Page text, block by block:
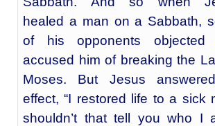
healed a man on a Sabbath,
of his opponents objected
accused him of breaking the
Moses. But Jesus
effect, “I restored life to a sick
shouldn’t that tell you who I